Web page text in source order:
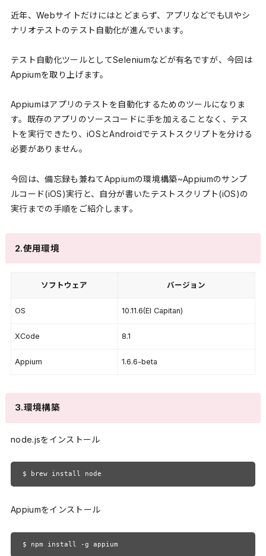
近年、Webサイトだけにはとどまらず、アプリなどでもUIやシ
ナリオテストのテスト自動化が進んでいます。
テスト自動化ツールとしてSeleniumなどが有名ですが、今回は
Appiumを取り上げます。
Appiumはアプリのテストを自動化するためのツールになりま
す。既存のアプリのソースコードに手を加えることなく、テス
トを実行できたり、iOSとAndroidでテストスクリプトを分ける
必要がありません。
今回は、備忘録も兼ねてAppiumの環境構築~Appiumのサンプ
ルコード(iOS)実行と、自分が書いたテストスクリプト(iOS)の
実行までの手順をご紹介します。
2.使用環境
ソフトウェア バージョン
OS 10.11.6(El Capitan)
XCode 8.1
Appium 1.6.6-beta
3.環境構築
node.jsをインストール
$ brew install node
Appiumをインストール
$ npm install -g appium